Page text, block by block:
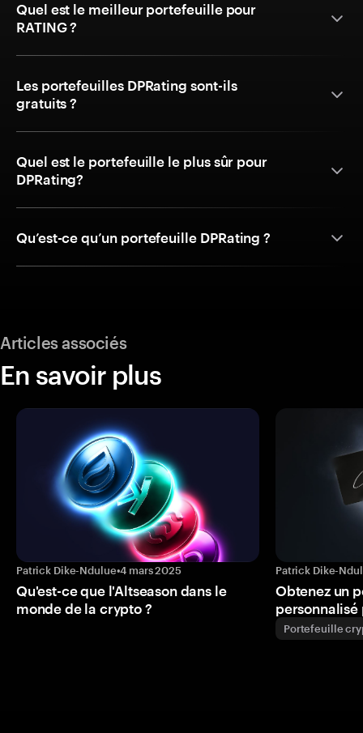
Quel est le meilleur portefeuille pour
RATING ?
Les portefeuilles DPRating sont-ils
gratuits ?
Quel est le portefeuille le plus sûr pour
DPRating?
Qu’est-ce qu’un portefeuille DPRating ?
Articles associés
En savoir plus
Patrick Dike-Ndulue•4 mars 2025
Qu'est-ce que l'Altseason dans le
monde de la crypto ?
Patrick Dike-
Obtenez un
personnalisé
Portefeuille